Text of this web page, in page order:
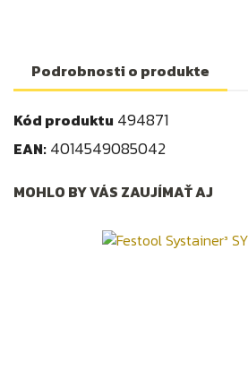
Podrobnosti o produkte
Kód produktu 494871
EAN: 4014549085042
MOHLO BY VÁS ZAUJÍMAŤ AJ